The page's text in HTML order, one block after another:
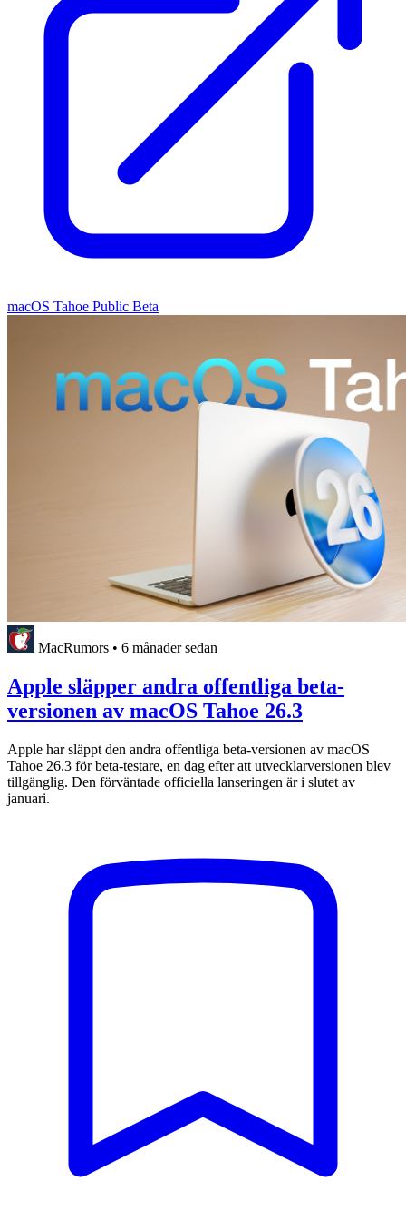
macOS Tahoe Public Beta
MacRumors • 6 månader sedan
Apple släpper andra offentliga beta-
versionen av macOS Tahoe 26.3
Apple har släppt den andra offentliga beta-versionen av macOS
Tahoe 26.3 för beta-testare, en dag efter att utvecklarversionen blev
tillgänglig. Den förväntade officiella lanseringen är i slutet av
januari.